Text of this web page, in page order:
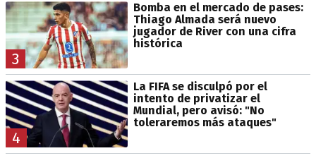
3
Bomba en el mercado de pases:
Thiago Almada será nuevo
jugador de River con una cifra
histórica
4
La FIFA se disculpó por el
intento de privatizar el
Mundial, pero avisó: "No
toleraremos más ataques"